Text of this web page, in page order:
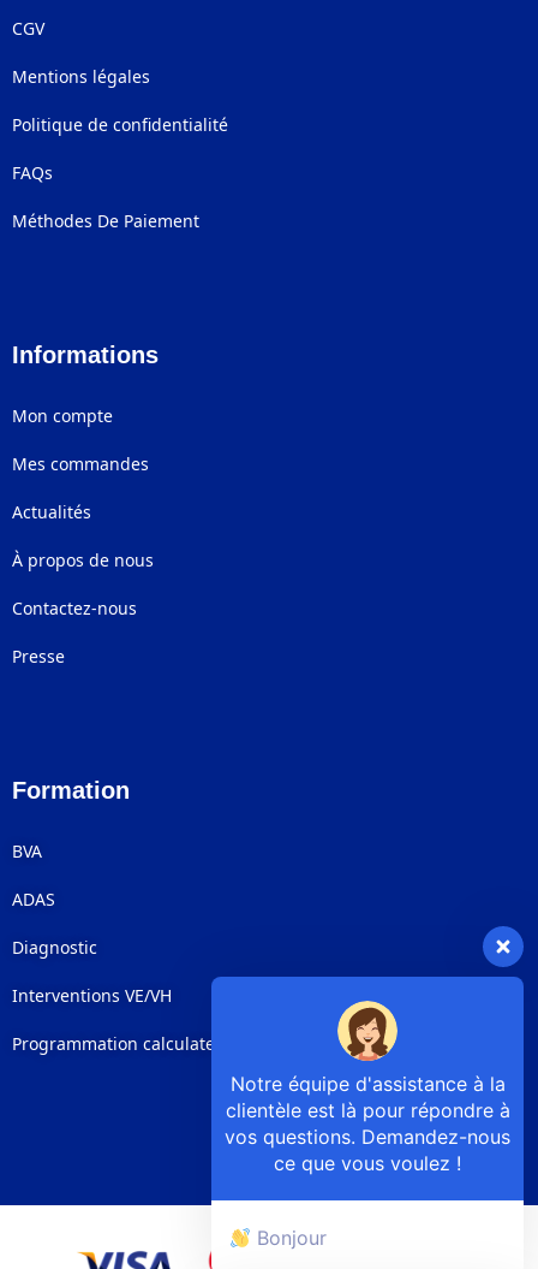
CGV
Mentions légales
Politique de confidentialité
FAQs
Méthodes De Paiement
Informations
Mon compte
Mes commandes
Actualités
À propos de nous
Contactez-nous
Presse
Formation
BVA
ADAS
Diagnostic
Interventions VE/VH
Programmation calculateurs
Notre équipe d'assistance à la
clientèle est là pour répondre à
vos questions. Demandez-nous
ce que vous voulez !
Bonjour